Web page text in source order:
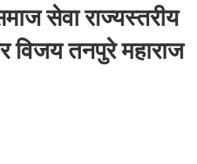
सेवा राज्यस्तरीय
विजय तनपुरे महाराज